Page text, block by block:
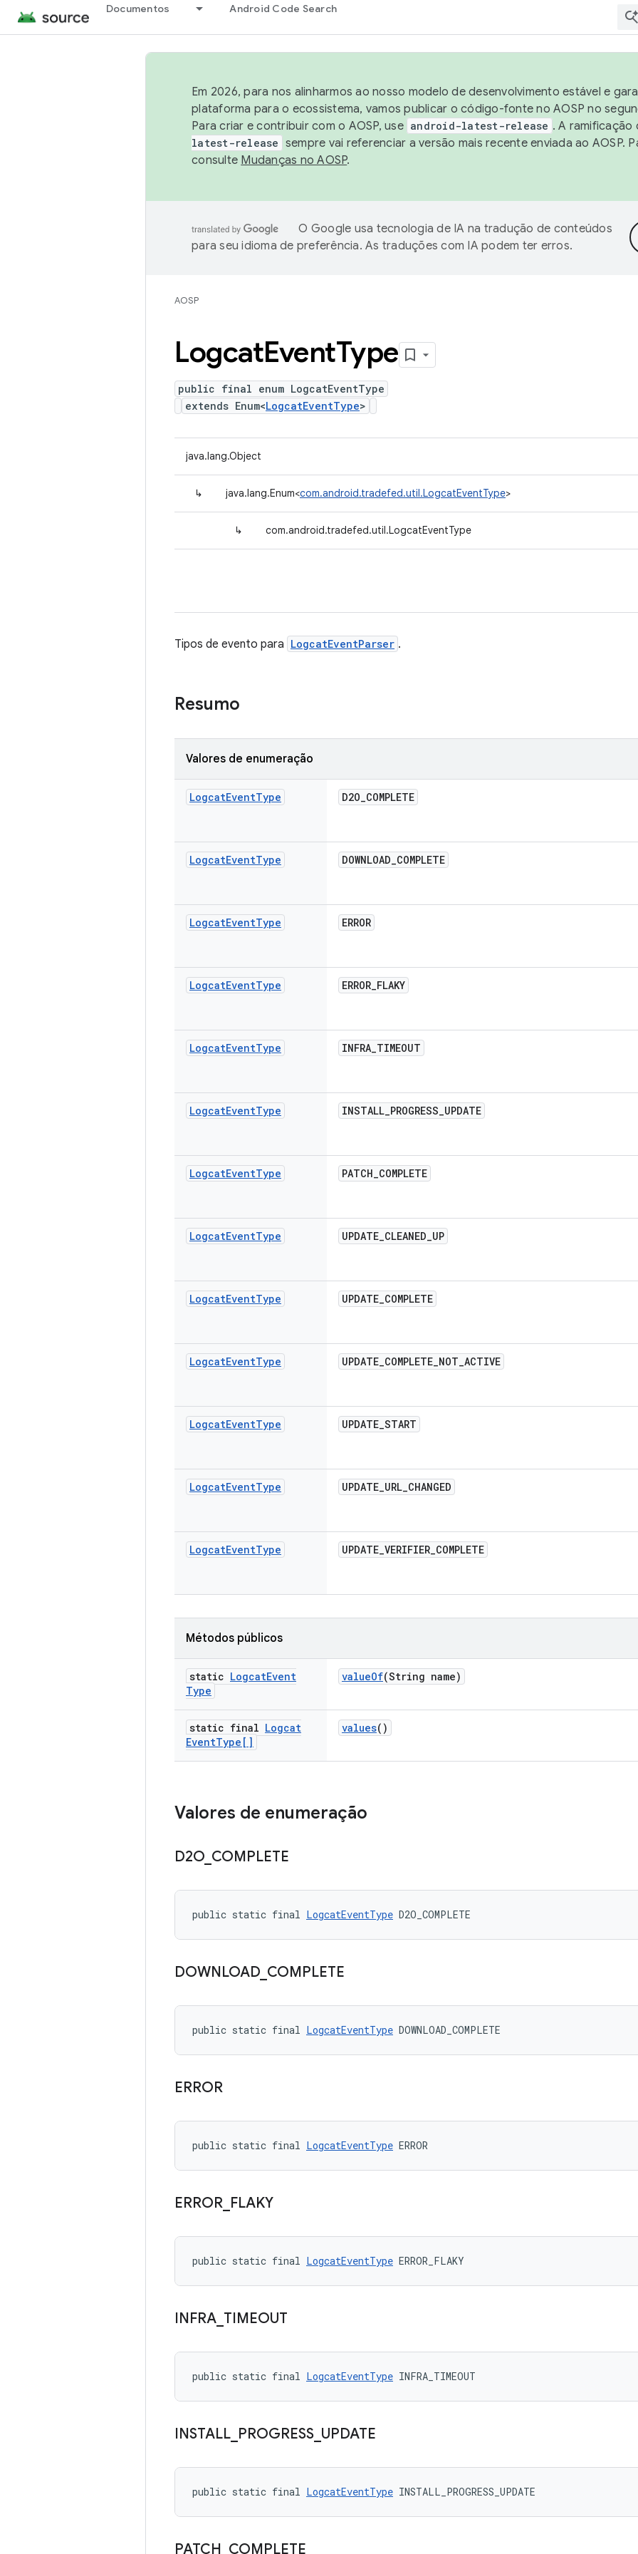
Documentos Android Code Search
Em 2026, para nos alinharmos ao nosso modelo de desenvolvimento estável e
plataforma para o ecossistema, vamos publicar o código-fonte no AOSP no
Para criar e contribuir com o AOSP, use android-latest-release . A ramificação
latest-release sempre vai referenciar a versão mais recente enviada ao AOSP.
consulte Mudanças no AOSP.
O Google usa tecnologia de IA na tradução de conteúdos
para seu idioma de preferência. As traduções com IA podem ter erros.
AOSP
LogcatEventType
public final enum LogcatEventType
extends Enum<LogcatEventType>
java.lang.Object
↳ java.lang.Enum<com.android.tradefed.util.LogcatEventType>
↳ com.android.tradefed.util.LogcatEventType
Tipos de evento para LogcatEventParser .
Resumo
Valores de enumeração
LogcatEventType D2O_COMPLETE
LogcatEventType DOWNLOAD_COMPLETE
LogcatEventType ERROR
LogcatEventType ERROR_FLAKY
LogcatEventType INFRA_TIMEOUT
LogcatEventType INSTALL_PROGRESS_UPDATE
LogcatEventType PATCH_COMPLETE
LogcatEventType UPDATE_CLEANED_UP
LogcatEventType UPDATE_COMPLETE
LogcatEventType UPDATE_COMPLETE_NOT_ACTIVE
LogcatEventType UPDATE_START
LogcatEventType UPDATE_URL_CHANGED
LogcatEventType UPDATE_VERIFIER_COMPLETE
Métodos públicos
static LogcatEvent
Type
valueOf(String name)
static final Logcat
EventType[]
values()
Valores de enumeração
D2O COMPLETE
public static final LogcatEventType D2O_COMPLETE
DOWNLOAD COMPLETE
public static final LogcatEventType DOWNLOAD_COMPLETE
ERROR
public static final LogcatEventType ERROR
ERROR FLAKY
public static final LogcatEventType ERROR_FLAKY
INFRA TIMEOUT
public static final LogcatEventType INFRA_TIMEOUT
INSTALL PROGRESS UPDATE
public static final LogcatEventType INSTALL_PROGRESS_UPDATE
PATCH COMPLETE